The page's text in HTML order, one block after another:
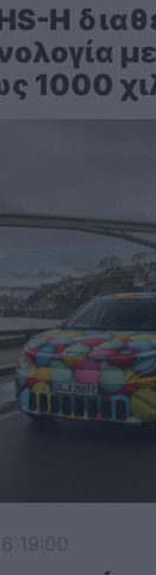
H
με
1000